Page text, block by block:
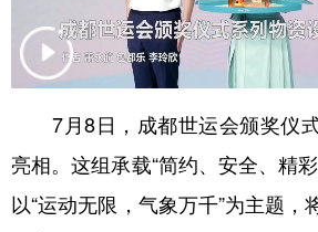
法律 中央文件 金
食品 人居 信息
学术中国 乡村振兴 银
城市 旅游 能
彩票 娱乐 时
7月8日，成都世运会颁奖仪式
亮相。这组承载“简约、安全、精彩
以“运动无限，气象万千”为主题，